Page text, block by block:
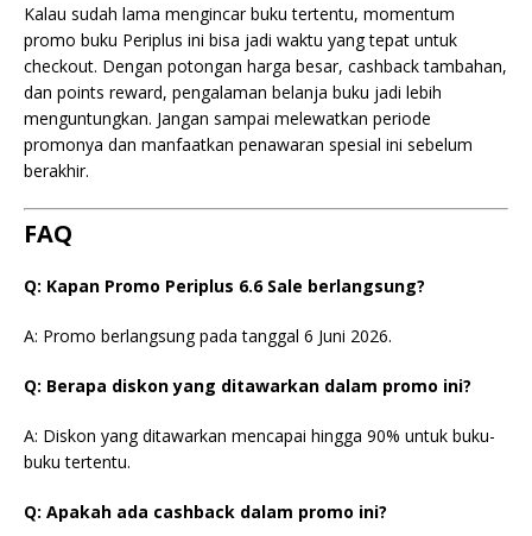
Kalau sudah lama mengincar buku tertentu, momentum
promo buku Periplus ini bisa jadi waktu yang tepat untuk
checkout. Dengan potongan harga besar, cashback tambahan,
dan points reward, pengalaman belanja buku jadi lebih
menguntungkan. Jangan sampai melewatkan periode
promonya dan manfaatkan penawaran spesial ini sebelum
berakhir.
FAQ
Q: Kapan Promo Periplus 6.6 Sale berlangsung?
A: Promo berlangsung pada tanggal 6 Juni 2026.
Q: Berapa diskon yang ditawarkan dalam promo ini?
A: Diskon yang ditawarkan mencapai hingga 90% untuk buku-
buku tertentu.
Q: Apakah ada cashback dalam promo ini?